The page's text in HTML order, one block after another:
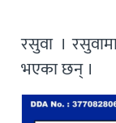
रसुवा ।
भएका छन् ।